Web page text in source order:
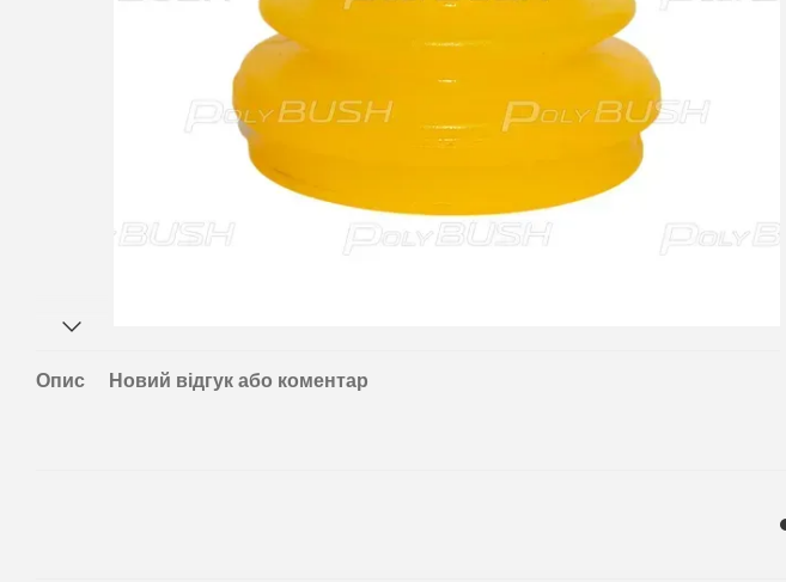
Опис Новий відгук або коментар